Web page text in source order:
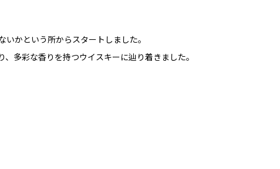
かという所からスタートしました。
多彩な香りを持つウイスキーに辿り着きました。